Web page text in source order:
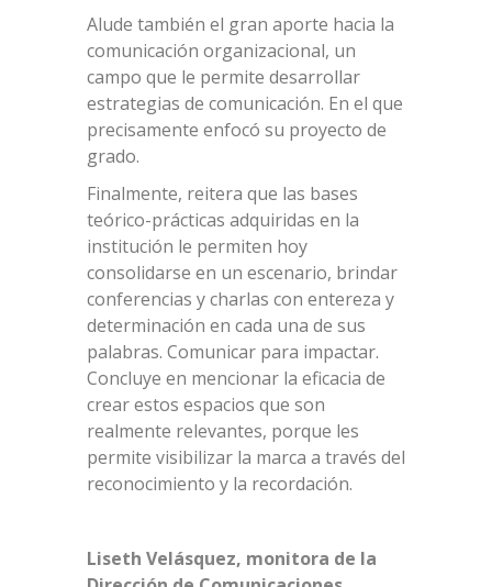
Alude también el gran aporte hacia la
comunicación organizacional, un
campo que le permite desarrollar
estrategias de comunicación. En el que
precisamente enfocó su proyecto de
grado.
Finalmente, reitera que las bases
teórico-prácticas adquiridas en la
institución le permiten hoy
consolidarse en un escenario, brindar
conferencias y charlas con entereza y
determinación en cada una de sus
palabras. Comunicar para impactar.
Concluye en mencionar la eficacia de
crear estos espacios que son
realmente relevantes, porque les
permite visibilizar la marca a través del
reconocimiento y la recordación.
Liseth Velásquez, monitora de la